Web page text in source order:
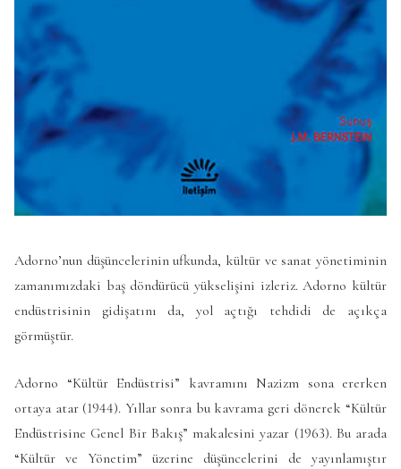
Adorno’nun düşüncelerinin ufkunda, kültür ve sanat yönetiminin
zamanımızdaki baş döndürücü yükselişini izleriz. Adorno kültür
endüstrisinin gidişatını da, yol açtığı tehdidi de açıkça
görmüştür.
Adorno “Kültür Endüstrisi” kavramını Nazizm sona ererken
ortaya atar (1944). Yıllar sonra bu kavrama geri dönerek “Kültür
Endüstrisine Genel Bir Bakış” makalesini yazar (1963). Bu arada
“Kültür ve Yönetim” üzerine düşüncelerini de yayınlamıştır